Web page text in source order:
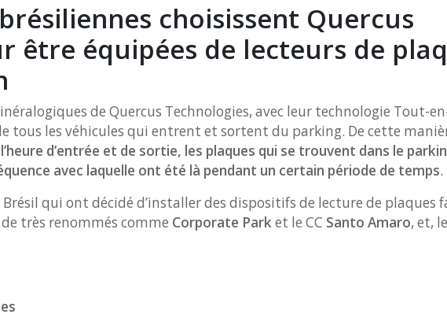
choisissent Quercus
être équipées de lecteurs de
de Quercus Technologies, avec leur technologie Tout-
tous les véhicules qui entrent et sortent du parking. De cette
d’entrée et de sortie, les plaques qui se trouvent dans le
avec laquelle ont été là pendant un certain période de temps.
qui ont décidé d’installer des dispositifs de lecture de plaques
très renommés comme Corporate Parket le CC Santo Amaro, et,